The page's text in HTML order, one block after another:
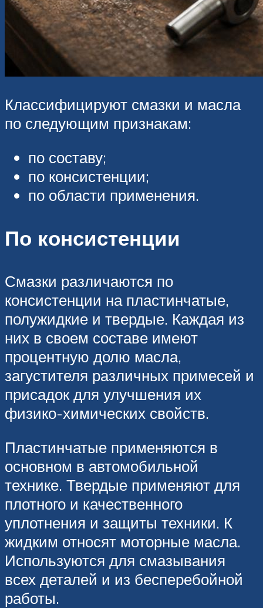
Классифицируют смазки и масла
по следующим признакам:
по составу;
по консистенции;
по области применения.
По консистенции
Смазки различаются по
консистенции на пластинчатые,
полужидкие и твердые. Каждая из
них в своем составе имеют
процентную долю масла,
загустителя различных примесей и
присадок для улучшения их
физико-химических свойств.
Пластинчатые применяются в
основном в автомобильной
технике. Твердые применяют для
плотного и качественного
уплотнения и защиты техники. К
жидким относят моторные масла.
Используются для смазывания
всех деталей и из бесперебойной
работы.